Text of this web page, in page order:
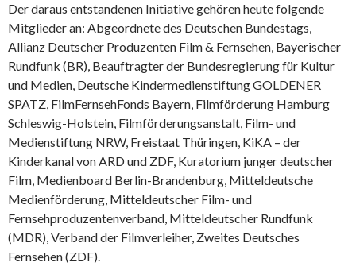
Der daraus entstandenen Initiative gehören heute folgende
Mitglieder an: Abgeordnete des Deutschen Bundestags,
Allianz Deutscher Produzenten Film & Fernsehen, Bayerischer
Rundfunk (BR), Beauftragter der Bundesregierung für Kultur
und Medien, Deutsche Kindermedienstiftung GOLDENER
SPATZ, FilmFernsehFonds Bayern, Filmförderung Hamburg
Schleswig-Holstein, Filmförderungsanstalt, Film- und
Medienstiftung NRW, Freistaat Thüringen, KiKA – der
Kinderkanal von ARD und ZDF, Kuratorium junger deutscher
Film, Medienboard Berlin-Brandenburg, Mitteldeutsche
Medienförderung, Mitteldeutscher Film- und
Fernsehproduzentenverband, Mitteldeutscher Rundfunk
(MDR), Verband der Filmverleiher, Zweites Deutsches
Fernsehen (ZDF).